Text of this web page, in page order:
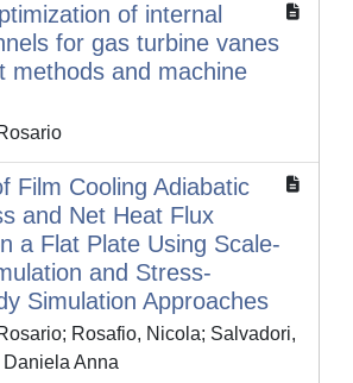
of internal
for gas turbine vanes
methods and machine
Film Cooling Adiabatic
and Net Heat Flux
a Flat Plate Using Scale-
and Stress-
Simulation Approaches
Rosafio, Nicola; Salvadori,
Anna